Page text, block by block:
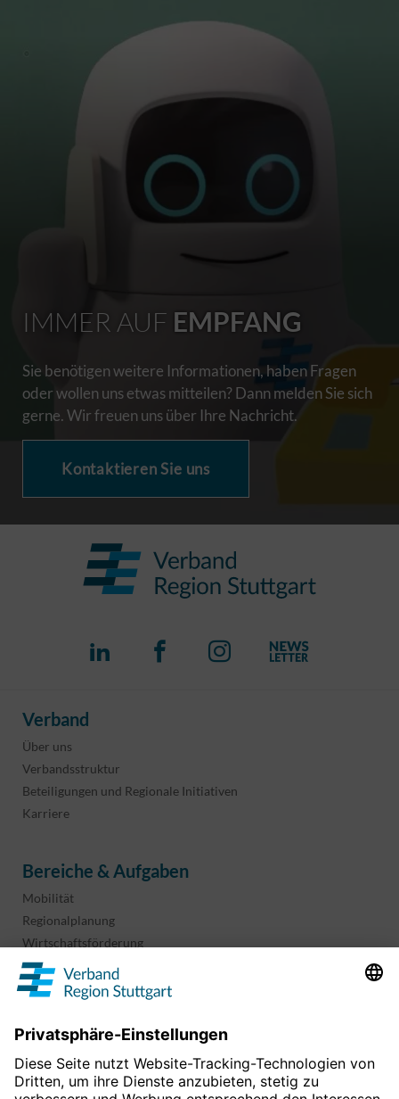
IMMER AUF EMPFANG
Sie benötigen weitere Informationen, haben Fragen
oder wollen uns etwas mitteilen? Dann melden Sie sich
gerne. Wir freuen uns über Ihre Nachricht.
Kontaktieren Sie uns
Verband
Über uns
Verbandsstruktur
Beteiligungen und Regionale Initiativen
Karriere
Bereiche & Aufgaben
Mobilität
Regionalplanung
Wirtschaftsförderung
Sport und Kultur
Projekte & Programme